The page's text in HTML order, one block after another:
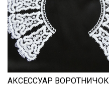
АКСЕССУАР ВОРОТНИЧОК